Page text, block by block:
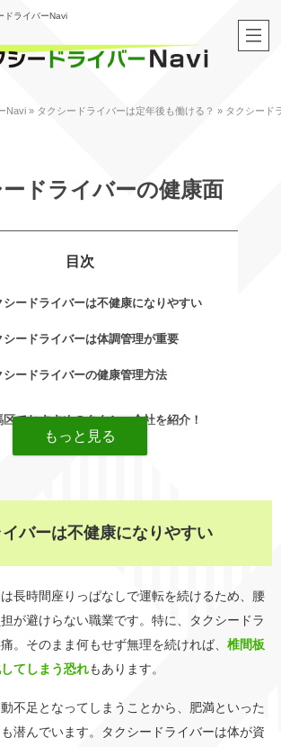
ドライバーNavi
Navi » タクシードライバーは定年後も働ける？ » タクシード
ドライバーの健康面
シードライバーは不健康になりやすい
シードライバーは体調管理が重要
シードライバーの健康管理方法
区でおすすめのタクシー会社を紹介！
バーは不健康になりやすい
長時間座りっぱなしで運転を続けるため、腰
が避けらない職業です。特に、タクシードラ
。そのまま何もせず無理を続ければ、 椎間板
てしまう恐れもあります。
不足となってしまうことから、肥満といった
潜んでいます。タクシードライバーは体が資